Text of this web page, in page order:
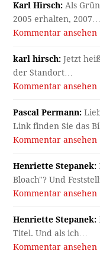
Karl Hirsch: Als
2005 erhalten, 2007…
Kommentar ansehen
karl hirsch: Jetzt
der Standort…
Kommentar ansehen
Pascal Permann:
Link finden Sie das
Kommentar ansehen
Henriette Stepanek:
Bloach"? Und
Kommentar ansehen
Henriette Stepanek:
Titel. Und als ich…
Kommentar ansehen